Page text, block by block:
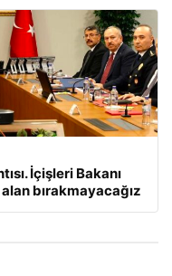
İçişleri Bakanı
bırakmayacağız